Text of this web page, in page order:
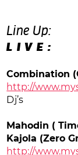
Line Up:
L I V E :
Combination
http://
Dj’s
Mahodin (
Kajola (Zero
http://